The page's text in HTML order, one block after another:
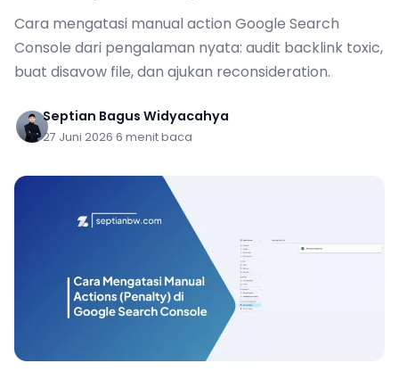
Cara mengatasi manual action Google Search
Console dari pengalaman nyata: audit backlink toxic,
buat disavow file, dan ajukan reconsideration.
Septian Bagus Widyacahya
27 Juni 2026 6 menit baca